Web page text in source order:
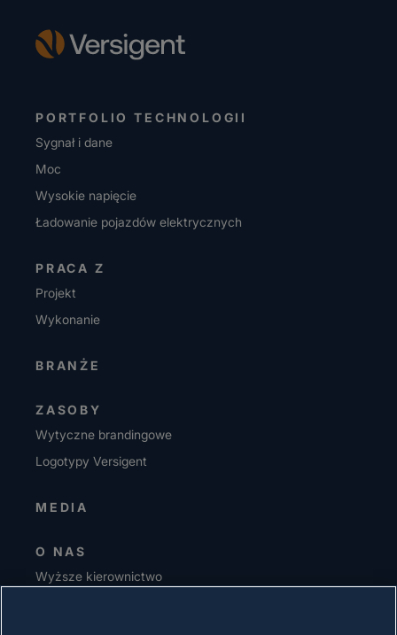
PORTFOLIO TECHNOLOGII
Sygnał i dane
Moc
Wysokie napięcie
Ładowanie pojazdów elektrycznych
PRACA Z
Projekt
Wykonanie
BRANŻE
ZASOBY
Wytyczne brandingowe
Logotypy Versigent
MEDIA
O NAS
Wyższe kierownictwo